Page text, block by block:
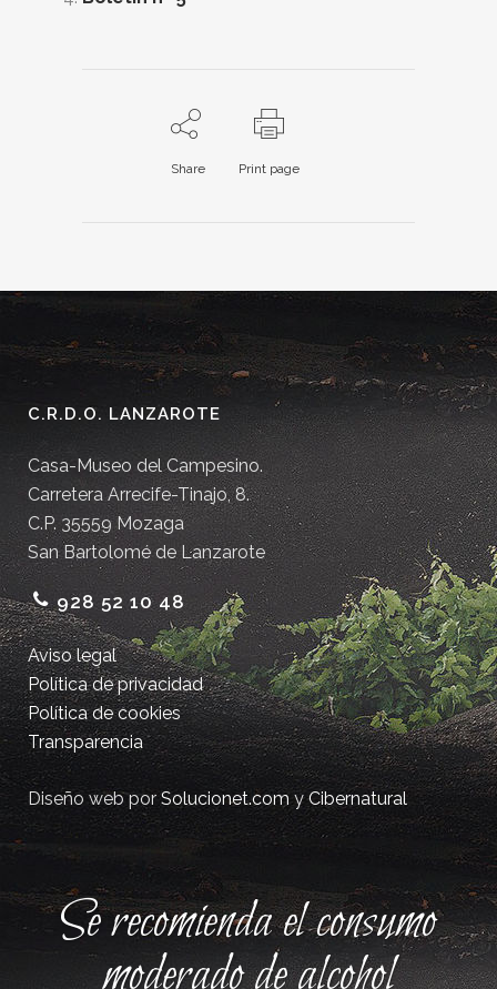
Share Print page
C.R.D.O. LANZAROTE
Casa-Museo del Campesino.
Carretera Arrecife-Tinajo, 8.
C.P. 35559 Mozaga
San Bartolomé de Lanzarote
928 52 10 48
Aviso legal
Política de privacidad
Política de cookies
Transparencia
Diseño web porSolucionet.comyCibernatural
Se recomienda el consumo